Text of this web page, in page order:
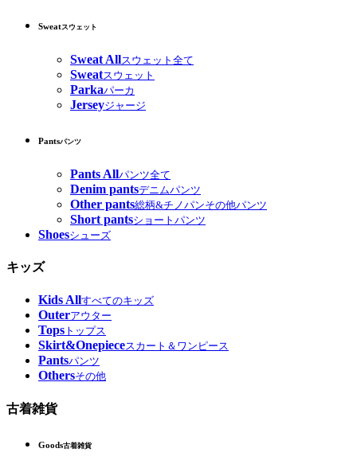
Sweatスウェット
Sweat Allスウェット全て
Sweatスウェット
Parkaパーカ
Jerseyジャージ
Pantsパンツ
Pants Allパンツ全て
Denim pantsデニムパンツ
Other pants総柄&チノパンその他パンツ
Short pantsショートパンツ
Shoesシューズ
キッズ
Kids Allすべてのキッズ
Outerアウター
Tops トップス
Skirt&Onepieceスカート＆ワンピース
Pantsパンツ
Othersその他
古着雑貨
Goods古着雑貨